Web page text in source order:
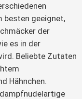
besten geeignet,
der
es in der
Beliebte Zutaten
Hähnchen.